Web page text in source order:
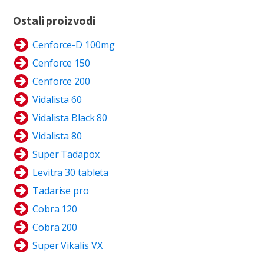
Ostali proizvodi
Cenforce-D 100mg
Cenforce 150
Cenforce 200
Vidalista 60
Vidalista Black 80
Vidalista 80
Super Tadapox
Levitra 30 tableta
Tadarise pro
Cobra 120
Cobra 200
Super Vikalis VX